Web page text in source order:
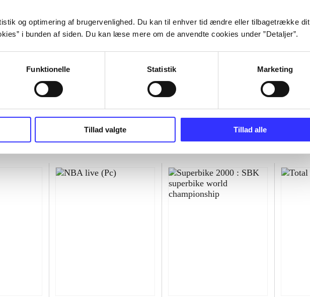
og optimering af brugervenlighed. Du kan til enhver tid ændre eller tilbagetrække dit
i bunden af siden. Du kan læse mere om de anvendte cookies under ”Detaljer”.
Funktionelle Statistik Marketing
Tillad valgte Tillad alle